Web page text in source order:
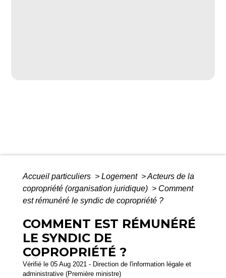
Accueil particuliers > Logement >Acteurs de la
copropriété (organisation juridique) > Comment
est rémunéré le syndic de copropriété ?
COMMENT EST RÉMUNÉRÉ
LE SYNDIC DE
COPROPRIÉTÉ ?
Vérifié le 05 Aug 2021 - Direction de l'information légale et
administrative (Première ministre)